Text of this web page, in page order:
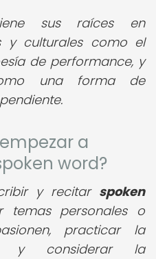
sus raíces en
y culturales como el
de performance, y
una forma de
a
word?
y recitar spoken
temas personales o
practicar la
y considerar la